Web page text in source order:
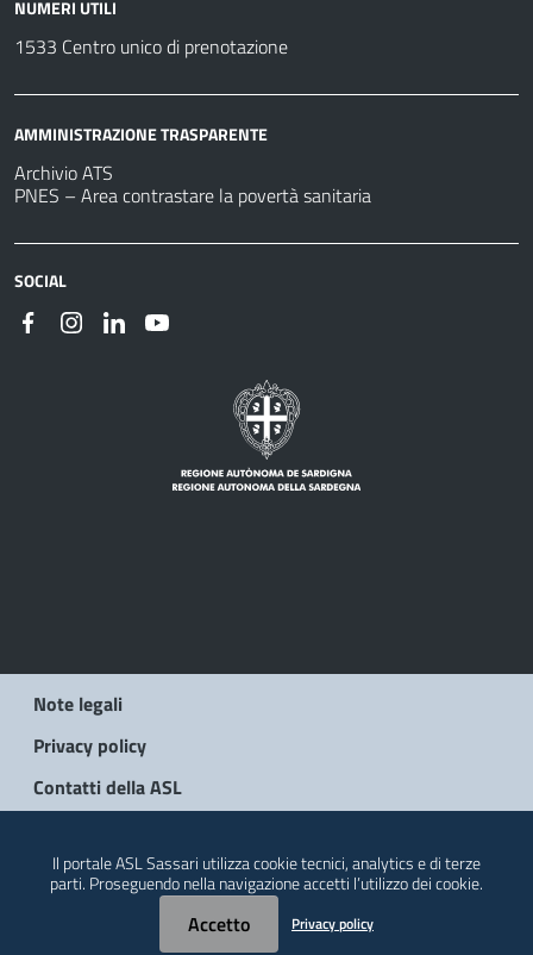
NUMERI UTILI
1533 Centro unico di prenotazione
AMMINISTRAZIONE TRASPARENTE
Archivio ATS
PNES – Area contrastare la povertà sanitaria
SOCIAL
Note legali
Privacy policy
Contatti della ASL
Il portale ASL Sassari utilizza cookie tecnici, analytics e di terze
parti. Proseguendo nella navigazione accetti l’utilizzo dei cookie.
Accetto Privacy policy